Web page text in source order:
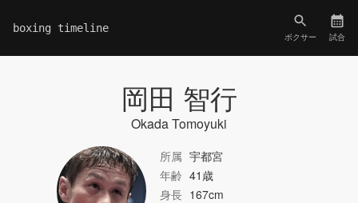
boxing timeline
ボクサー 試合
岡田 智行
Okada Tomoyuki
所属 宇都宮
年齢 41歳
身長 167cm